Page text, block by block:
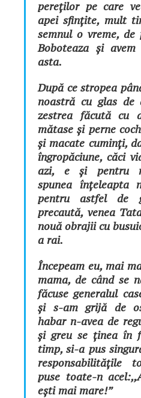
pereților pe care
apei sfințite, mult
semnul o vreme,
Boboteaza și
asta.
După ce stropea
noastră cu glas de
zestrea făcută cu
mătase și perne
și macate cuminți,
îngropăciune, căci
azi, e și pentru
spunea înțeleapta
pentru astfel de
precaută, venea
nouă obrajii cu
a rai.
Începeam eu, mai
mama, de când se
făcuse generalul
și s-am grijă de
habar n-avea de
și greu se ținea în
timp, si-a pus
responsabilitățile
puse toate-n
ești mai mare!”